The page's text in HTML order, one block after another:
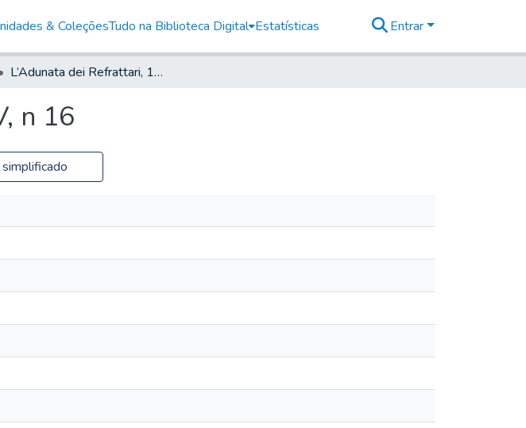
& ColeçõesTudo na Biblioteca Digital Estatísticas Entrar
L’Adunata dei Refrattari, 1965, v XLIV, n 16
n 16